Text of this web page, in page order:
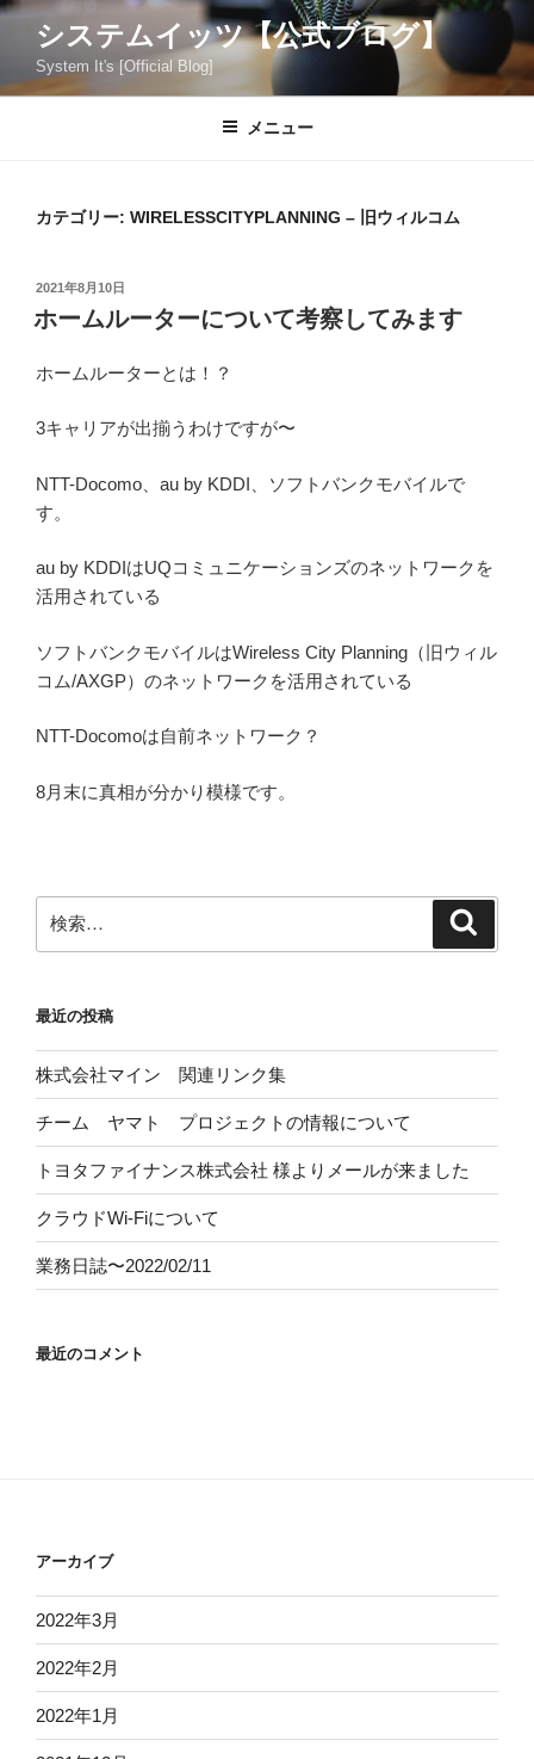
コ
ン
システムイッツ【公式ブログ】
System It's [Official Blog]
メニュー
カテゴリー: WIRELESSCITYPLANNING – 旧ウィルコム
投
稿
日:
2021年8月10日
ホームルーターについて考察してみます
ホームルーターとは！？
3キャリアが出揃うわけですが〜
NTT-Docomo、au by KDDI、ソフトバンクモバイルで
す。
au by KDDIはUQコミュニケーションズのネットワークを
活用されている
ソフトバンクモバイルはWireless City Planning（旧ウィル
コム/AXGP）のネットワークを活用されている
NTT-Docomoは自前ネットワーク？
8月末に真相が分かり模様です。
索:
最近の投稿
株式会社マイン 関連リンク集
チーム ヤマト プロジェクトの情報について
トヨタファイナンス株式会社 様よりメールが来ました
クラウドWi-Fiについて
業務日誌〜2022/02/11
最近のコメント
アーカイブ
2022年3月
2022年2月
2022年1月